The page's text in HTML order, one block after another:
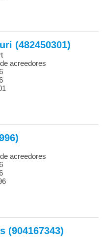
(482450301)
acreedores
acreedores
(904167343)